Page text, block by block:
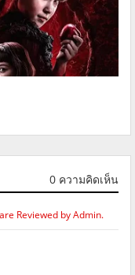
0 ความคิดเห็น
Reviewed by Admin.